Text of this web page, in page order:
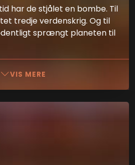
har de stjålet en bombe. Til
tredje verdenskrig. Og til
sprængt planeten til
VIS MERE